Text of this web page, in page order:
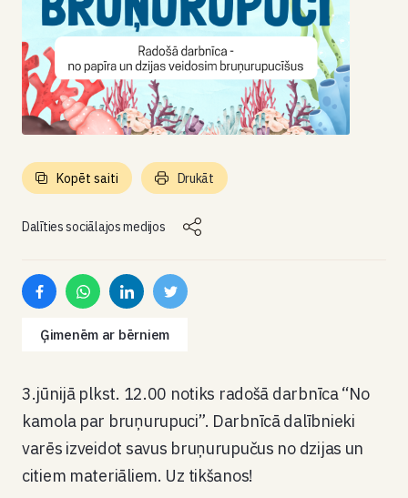
Dalīties sociālajos medijos
Kopēt saiti Drukāt
Ģimenēm ar bērniem
3.jūnijā plkst. 12.00 notiks radošā darbnīca “No
kamola par bruņurupuci”. Darbnīcā dalībnieki
varēs izveidot savus bruņurupučus no dzijas un
citiem materiāliem. Uz tikšanos!